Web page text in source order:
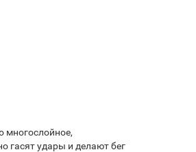
многослойное,
гасят удары и делают бег